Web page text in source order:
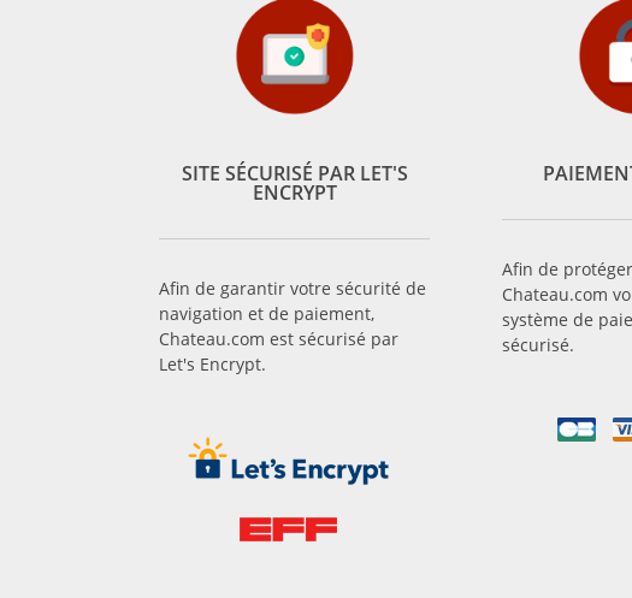
SITE SÉCURISÉ PAR LET'S
ENCRYPT
Afin de garantir votre sécurité de
navigation et de paiement,
Chateau.com est sécurisé par
Let's Encrypt.
Afin de
Chateau.com
système de
sécurisé.